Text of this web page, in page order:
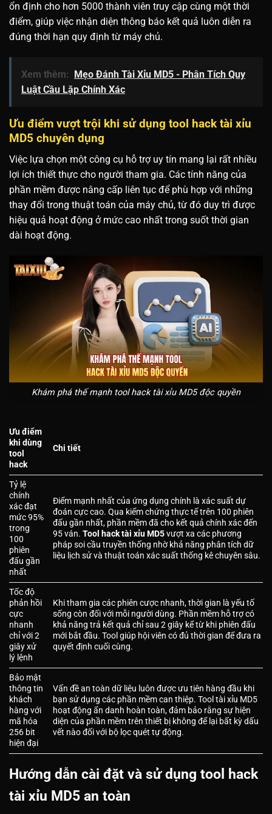
ổn định cho hơn 5000 thành viên truy cập cùng một thời
điểm, giúp việc nhận diện thông báo kết quả luôn diễn ra
đúng thời hạn quy định từ máy chủ.
Xem thêm:
Mẹo Đánh Tài Xỉu MD5 - Phân Tích Quy
Luật Cầu Lặp Chính Xác
Ưu điểm vượt trội khi sử dụng tool hack tài xỉu
MD5 chuyên dụng
Việc lựa chọn một công cụ hỗ trợ uy tín mang lại rất nhiều
lợi ích thiết thực cho người tham gia. Các tính năng của
phần mềm được nâng cấp liên tục để phù hợp với những
thay đổi trong thuật toán của máy chủ, từ đó duy trì được
hiệu quả hoạt động ở mức cao nhất trong suốt thời gian
dài hoạt động.
Khám phá thế mạnh tool hack tài xỉu MD5 độc quyền
Ưu điểm
khi dùng
tool
hack
Chi tiết
Tỷ lệ
chính
xác đạt
mức 95%
trong
100
phiên
đấu gần
nhất
Điểm mạnh nhất của ứng dụng chính là xác suất dự
đoán cực cao. Qua kiểm chứng thực tế trên 100 phiên
đấu gần nhất, phần mềm đã cho kết quả chính xác đến
95 ván.Tool hack tài xỉu MD5vượt xa các phương
pháp soi cầu truyền thống nhờ khả năng phân tích dữ
liệu lịch sử và thuật toán xác suất thống kê chuyên sâu.
Tốc độ
phản hồi
cực
nhanh
chỉ với 2
giây xử
lý lệnh
Khi tham gia các phiên cược nhanh, thời gian là yếu tố
sống còn đối với mỗi người dùng. Phần mềm hỗ trợ có
khả năng trả kết quả chỉ sau 2 giây kể từ khi phiên đấu
mới bắt đầu. Tool giúp hội viên có đủ thời gian để đưa ra
quyết định cuối cùng.
Bảo mật
thông tin
khách
hàng với
mã hóa
256 bit
hiện đại
Vấn đề an toàn dữ liệu luôn được ưu tiên hàng đầu khi
bạn sử dụng các phần mềm can thiệp. Tool tài xỉu MD5
hoạt động ẩn danh hoàn toàn, đảm bảo rằng sự hiện
diện của phần mềm trên thiết bị không để lại bất kỳ dấu
vết nào đối với bộ lọc quét tự động.
Hướng dẫn cài đặt và sử dụng tool hack
tài xỉu MD5 an toàn